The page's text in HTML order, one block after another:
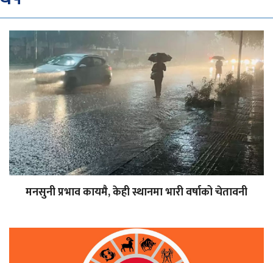
मनसुनी प्रभाव कायमै, केही स्थानमा भारी वर्षाको चेतावनी